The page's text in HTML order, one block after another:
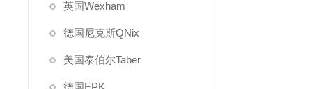
英国Wexham
德国尼克斯QNix
美国泰伯尔Taber
德国EPK